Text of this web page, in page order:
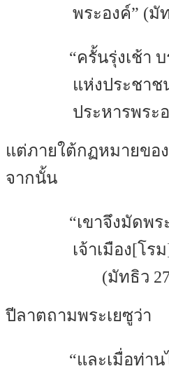
พระองค์” (มั
“ครั้นรุ่งเช้า
แห่งประชาช
ประหารพระ
แต่ภายใต้กฏหมายขอ
จากนั้น
“เขาจึงมัดพ
เจ้าเมือง[โร
(มัทธิว
ปีลาตถามพระเยซูว่า
“และเมื่อท่า